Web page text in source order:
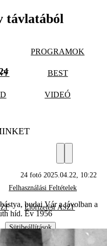
távlatából
24 fotó 2025.04.22, 10:22
budai Vár a távolban a
híd. Év 1956
PROGRAMOK
BEST
VIDEÓ
Felhasználási Feltételek
Előfizetési ÁSZF
Sütibeállítások